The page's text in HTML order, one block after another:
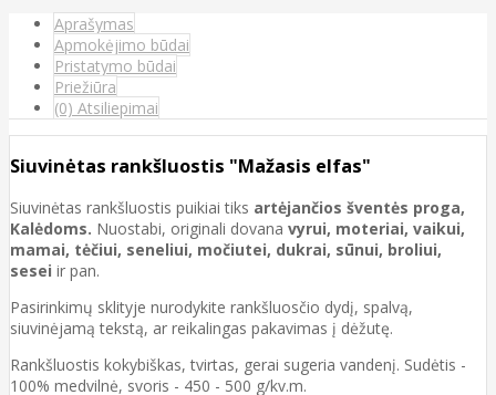
Aprašymas
Apmokėjimo būdai
Pristatymo būdai
Priežiūra
(0) Atsiliepimai
Siuvinėtas rankšluostis "Mažasis elfas"
Siuvinėtas rankšluostis puikiai tiks artėjančios šventės proga,
Kalėdoms. Nuostabi, originali dovana vyrui, moteriai, vaikui,
mamai, tėčiui, seneliui, močiutei, dukrai, sūnui, broliui,
sesei ir pan.
Pasirinkimų sklityje nurodykite rankšluosčio dydį, spalvą,
siuvinėjamą tekstą, ar reikalingas pakavimas į dėžutę.
Rankšluostis kokybiškas, tvirtas, gerai sugeria vandenį. Sudėtis -
100% medvilnė, svoris - 450 - 500 g/kv.m.